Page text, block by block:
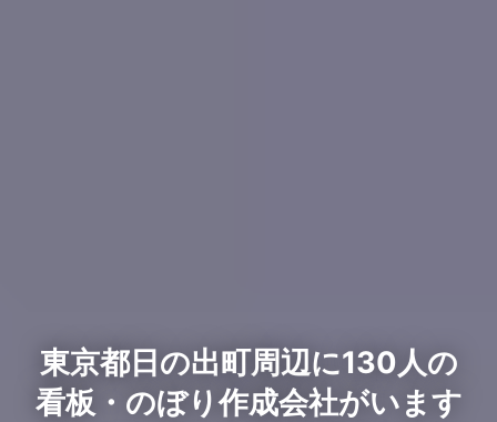
東京都日の出町周辺に130人の
看板・のぼり作成会社がいます